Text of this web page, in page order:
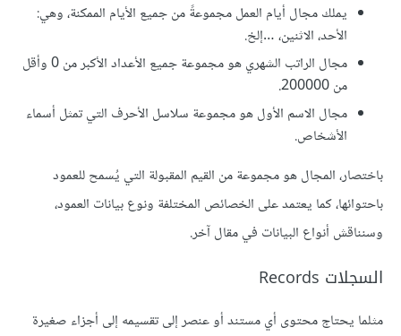
يملك مجال أيام العمل مجموعةً من جميع الأيام الممكنة، وهي:
الأحد، الاثنين، …إلخ.
مجال الراتب الشهري هو مجموعة جميع الأعداد الأكبر من 0 وأقل
من 200000.
مجال الاسم الأول هو مجموعة سلاسل الأحرف التي تمثل أسماء
الأشخاص.
باختصار، المجال هو مجموعة من القيم المقبولة التي يُسمح للعمود
باحتوائها، كما يعتمد على الخصائص المختلفة ونوع بيانات العمود،
وسنناقش أنواع البيانات في مقال آخر.
السجلات Records
مثلما يحتاج محتوى أي مستند أو عنصر إلى تقسيمه إلى أجزاء صغيرة